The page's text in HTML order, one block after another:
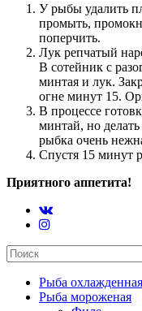
У рыбы удалить
промыть,
поперчить.
Лук репчатый
В сотейник с
минтая и лук.
огне минут 15.
В процессе
минтай, но
рыбка очень
Спустя 15 минут
Приятного аппетита!
Рыба охлажденная
Рыба мороженая